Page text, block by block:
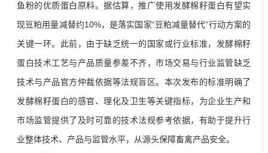
鱼粉的优质蛋白原料。据估算，推广使用发酵棉籽蛋白有望实
现豆粕用量减替约10%，是落实国家“豆粕减量替代”行动方案的
关键一环。此前，由于缺乏统一的国家或行业标准，发酵棉籽
蛋白技术工艺与产品质量参差不齐，市场交易与行业监管缺乏
技术与产品官方仲裁依据等法规盲区。本次发布的标准明确了
发酵棉籽蛋白的感官、理化及卫生等关键指标，为企业生产和
市场监管提供了及时可靠的技术法规参考依据，有助于提升行
业整体技术、产品与监管水平，从源头保障畜禽产品安全。